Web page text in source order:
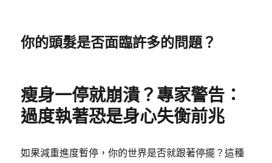
你的頭髮是否面臨許多的問題？
瘦身一停就崩潰？專家警告：
過度執著恐是身心失衡前兆
如果減重進度暫停，你的世界是否就跟著停擺？這種